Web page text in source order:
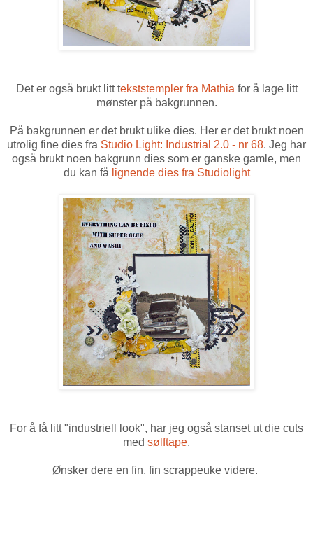
Det er også brukt litt tekststempler fra Mathia for å lage litt
mønster på bakgrunnen.
På bakgrunnen er det brukt ulike dies. Her er det brukt noen
utrolig fine dies fra Studio Light: Industrial 2.0 - nr 68. Jeg har
også brukt noen bakgrunn dies som er ganske gamle, men
du kan få lignende dies fra Studiolight
For å få litt "industriell look", har jeg også stanset ut die cuts
med sølftape.
Ønsker dere en fin, fin scrappeuke videre.